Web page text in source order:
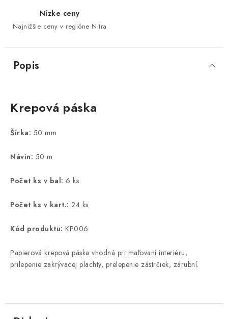
Nízke ceny
Najnižšie ceny v regióne Nitra
Popis
Krepová páska
Šírka: 50 mm
Návin: 50 m
Počet ks v bal: 6 ks
Počet ks v kart.: 24 ks
Kód produktu: KP006
Papierová krepová páska vhodná pri maľovaní interiéru,
prilepenie zakrývacej plachty, prelepenie zástrčiek, zárubní.